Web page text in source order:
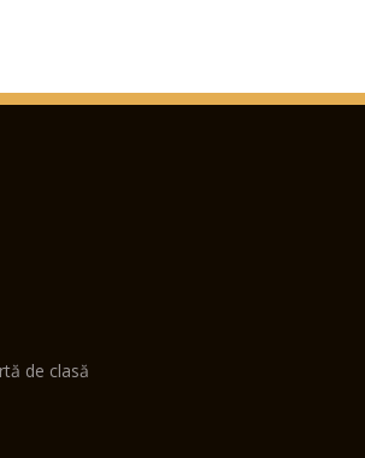
de clasă